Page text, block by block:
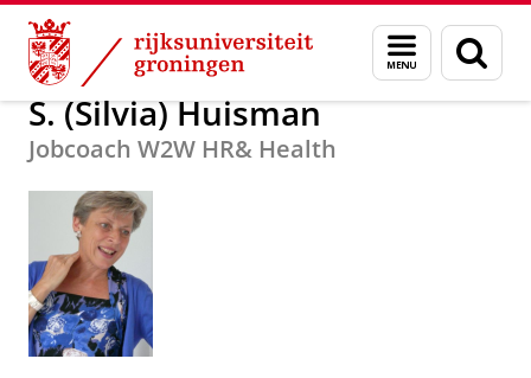
Skip
Content
Skip
Navigation
Menu
en
zoeken
Over ons S. (Silvia) Huisman
S. (Silvia) Huisman
Jobcoach W2W HR& Health